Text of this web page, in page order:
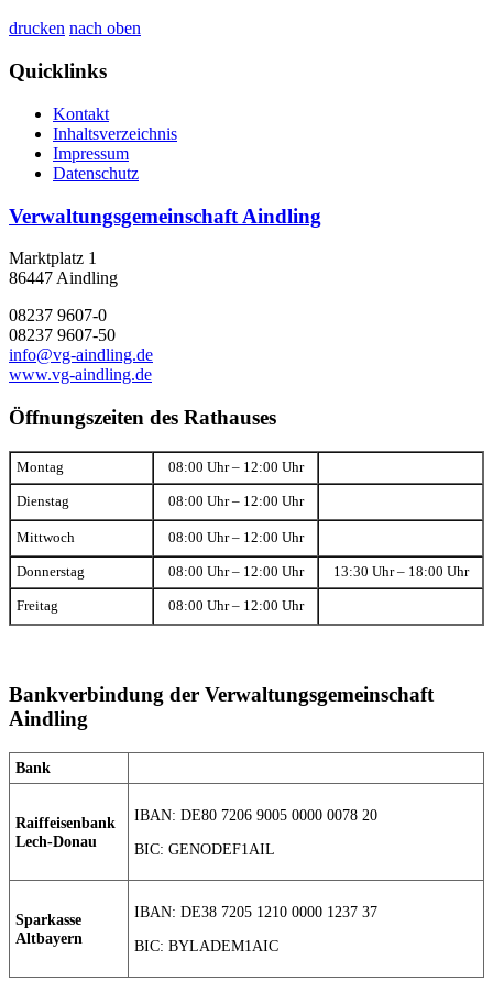
drucken nach oben
Quicklinks
Kontakt
Inhaltsverzeichnis
Impressum
Datenschutz
Verwaltungsgemeinschaft Aindling
Marktplatz 1
86447 Aindling
08237 9607-0
08237 9607-50
info@vg-aindling.de
www.vg-aindling.de
Öffnungszeiten des Rathauses
Montag 08:00 Uhr – 12:00 Uhr
Dienstag 08:00 Uhr – 12:00 Uhr
Mittwoch 08:00 Uhr – 12:00 Uhr
Donnerstag 08:00 Uhr – 12:00 Uhr 13:30 Uhr – 18:00 Uhr
Freitag 08:00 Uhr – 12:00 Uhr
Bankverbindung der Verwaltungsgemeinschaft
Aindling
Bank
Raiffeisenbank
Lech-Donau
IBAN: DE80 7206 9005 0000 0078 20
BIC: GENODEF1AIL
Sparkasse
Altbayern
IBAN: DE38 7205 1210 0000 1237 37
BIC: BYLADEM1AIC